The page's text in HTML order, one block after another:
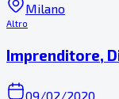
Milano
Altro
Imprenditore,
09/02/2020